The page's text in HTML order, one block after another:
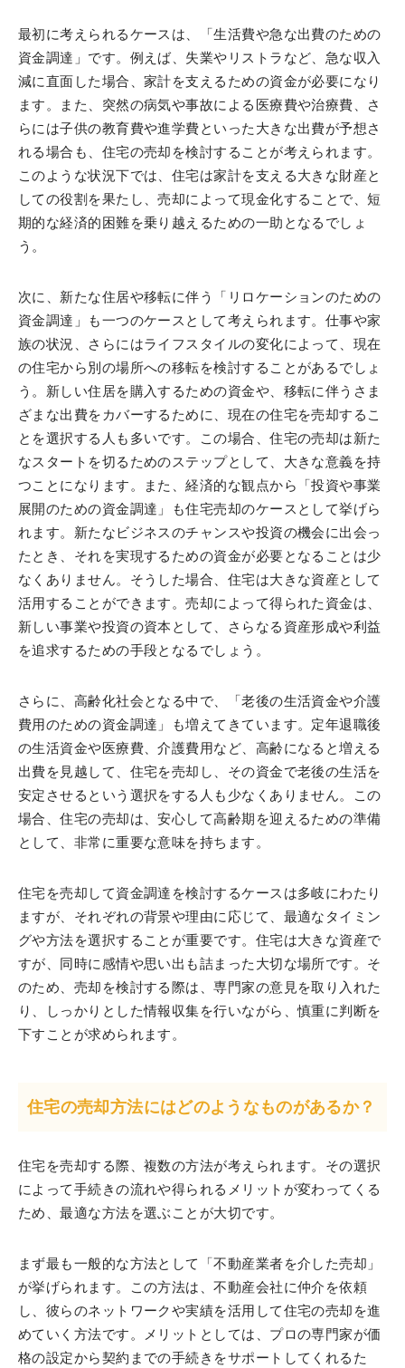
最初に考えられるケースは、「生活費や急な出費のための
資金調達」です。例えば、失業やリストラなど、急な収入
減に直面した場合、家計を支えるための資金が必要になり
ます。また、突然の病気や事故による医療費や治療費、さ
らには子供の教育費や進学費といった大きな出費が予想さ
れる場合も、住宅の売却を検討することが考えられます。
このような状況下では、住宅は家計を支える大きな財産と
しての役割を果たし、売却によって現金化することで、短
期的な経済的困難を乗り越えるための一助となるでしょ
う。
次に、新たな住居や移転に伴う「リロケーションのための
資金調達」も一つのケースとして考えられます。仕事や家
族の状況、さらにはライフスタイルの変化によって、現在
の住宅から別の場所への移転を検討することがあるでしょ
う。新しい住居を購入するための資金や、移転に伴うさま
ざまな出費をカバーするために、現在の住宅を売却するこ
とを選択する人も多いです。この場合、住宅の売却は新た
なスタートを切るためのステップとして、大きな意義を持
つことになります。また、経済的な観点から「投資や事業
展開のための資金調達」も住宅売却のケースとして挙げら
れます。新たなビジネスのチャンスや投資の機会に出会っ
たとき、それを実現するための資金が必要となることは少
なくありません。そうした場合、住宅は大きな資産として
活用することができます。売却によって得られた資金は、
新しい事業や投資の資本として、さらなる資産形成や利益
を追求するための手段となるでしょう。
さらに、高齢化社会となる中で、「老後の生活資金や介護
費用のための資金調達」も増えてきています。定年退職後
の生活資金や医療費、介護費用など、高齢になると増える
出費を見越して、住宅を売却し、その資金で老後の生活を
安定させるという選択をする人も少なくありません。この
場合、住宅の売却は、安心して高齢期を迎えるための準備
として、非常に重要な意味を持ちます。
住宅を売却して資金調達を検討するケースは多岐にわたり
ますが、それぞれの背景や理由に応じて、最適なタイミン
グや方法を選択することが重要です。住宅は大きな資産で
すが、同時に感情や思い出も詰まった大切な場所です。そ
のため、売却を検討する際は、専門家の意見を取り入れた
り、しっかりとした情報収集を行いながら、慎重に判断を
下すことが求められます。
住宅の売却方法にはどのようなものがあるか？
住宅を売却する際、複数の方法が考えられます。その選択
によって手続きの流れや得られるメリットが変わってくる
ため、最適な方法を選ぶことが大切です。
まず最も一般的な方法として「不動産業者を介した売却」
が挙げられます。この方法は、不動産会社に仲介を依頼
し、彼らのネットワークや実績を活用して住宅の売却を進
めていく方法です。メリットとしては、プロの専門家が価
格の設定から契約までの手続きをサポートしてくれるた